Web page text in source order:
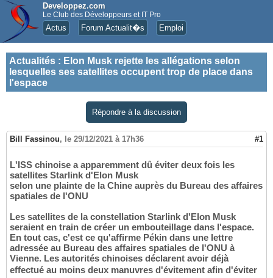
Developpez.com
Le Club des Développeurs et IT Pro
Actus Forum Actualit�s Emploi
Actualités : Elon Musk rejette les allégations selon
lesquelles ses satellites occupent trop de place dans
l'espace
Répondre à la discussion
Bill Fassinou, le 29/12/2021 à 17h36 #1
L'ISS chinoise a apparemment dû éviter deux fois les
satellites Starlink d'Elon Musk
selon une plainte de la Chine auprès du Bureau des affaires
spatiales de l'ONU
Les satellites de la constellation Starlink d'Elon Musk
seraient en train de créer un embouteillage dans l'espace.
En tout cas, c'est ce qu'affirme Pékin dans une lettre
adressée au Bureau des affaires spatiales de l'ONU à
Vienne. Les autorités chinoises déclarent avoir déjà
effectué au moins deux manuvres d'évitement afin d'éviter